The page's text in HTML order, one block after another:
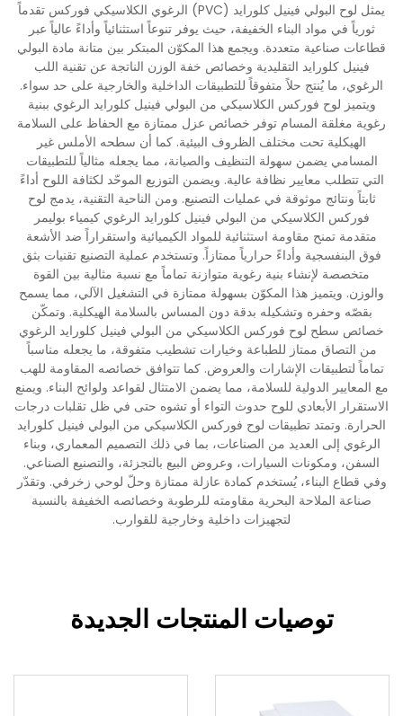
يمثل لوح البولي فينيل كلورايد (PVC) الرغوي الكلاسيكي فوركس تقدماً
ثورياً في مواد البناء الخفيفة، حيث يوفر تنوعاً استثنائياً وأداءً عالياً عبر
قطاعات صناعية متعددة. ويجمع هذا المكوّن المبتكر بين متانة مادة البولي
فينيل كلورايد التقليدية وخصائص خفة الوزن الناتجة عن تقنية اللب
الرغوي، ما يُنتج حلاً متفوقاً للتطبيقات الداخلية والخارجية على حد سواء.
ويتميز لوح فوركس الكلاسيكي من البولي فينيل كلورايد الرغوي ببنية
رغوية مغلقة المسام توفر خصائص عزل ممتازة مع الحفاظ على السلامة
الهيكلية تحت مختلف الظروف البيئية. كما أن سطحه الأملس غير
المسامي يضمن سهولة التنظيف والصيانة، مما يجعله مثالياً للتطبيقات
التي تتطلب معايير نظافة عالية. ويضمن التوزيع الموحّد لكثافة اللوح أداءً
ثابتاً ونتائج موثوقة في عمليات التصنيع. ومن الناحية التقنية، يدمج لوح
فوركس الكلاسيكي من البولي فينيل كلورايد الرغوي كيمياء بوليمر
متقدمة تمنح مقاومة استثنائية للمواد الكيميائية واستقراراً ضد الأشعة
فوق البنفسجية وأداءً حرارياً ممتازاً. وتستخدم عملية التصنيع تقنيات بثق
متخصصة لإنشاء بنية رغوية متوازنة تماماً مع نسبة مثالية بين القوة
والوزن. ويتميز هذا المكوّن بسهولة ممتازة في التشغيل الآلي، مما يسمح
بقصّه وحفره وتشكيله بدقة دون المساس بالسلامة الهيكلية. وتمكّن
خصائص سطح لوح فوركس الكلاسيكي من البولي فينيل كلورايد الرغوي
من التصاق ممتاز للطباعة وخيارات تشطيب متفوقة، ما يجعله مناسباً
تماماً لتطبيقات الإشارات والعروض. كما تتوافق خصائصه المقاومة للهب
مع المعايير الدولية للسلامة، مما يضمن الامتثال لقواعد ولوائح البناء. ويمنع
الاستقرار الأبعادي للوح حدوث التواء أو تشوه حتى في ظل تقلبات درجات
الحرارة. وتمتد تطبيقات لوح فوركس الكلاسيكي من البولي فينيل كلورايد
الرغوي إلى العديد من الصناعات، بما في ذلك التصميم المعماري، وبناء
السفن، ومكونات السيارات، وعروض البيع بالتجزئة، والتصنيع الصناعي.
وفي قطاع البناء، يُستخدم كمادة عازلة ممتازة وحلّ لوحي زخرفي. وتقدّر
صناعة الملاحة البحرية مقاومته للرطوبة وخصائصه الخفيفة بالنسبة
لتجهيزات داخلية وخارجية للقوارب.
توصيات المنتجات الجديدة